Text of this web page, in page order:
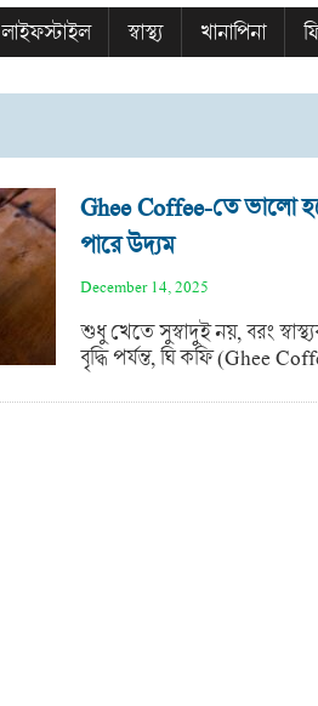
লাইফস্টাইল স্বাস্থ্য খানাপিনা
Ghee Coffee-তে ভালো
পারে উদ্যম
December 14, 2025
শুধু খেতে সুস্বাদুই নয়, বরং
বৃদ্ধি পর্যন্ত, ঘি কফি (Ghee